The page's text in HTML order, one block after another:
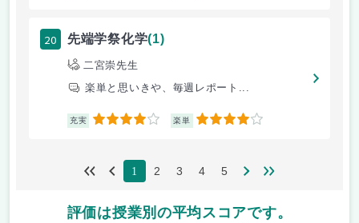
20 先端学祭化学(1)
二宮崇先生
楽単と思いきや、毎週レポート...
充実 4 楽単 4
1 2 3 4 5
評価は授業別の平均スコアです。